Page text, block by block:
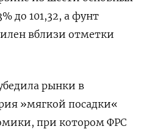
до 101,32​, а фунт
вблизи отметки
рынки в
»мягкой посадки«
при котором ФРС